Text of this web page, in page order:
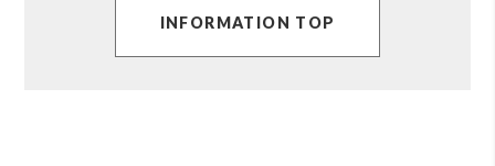
INFORMATION TOP